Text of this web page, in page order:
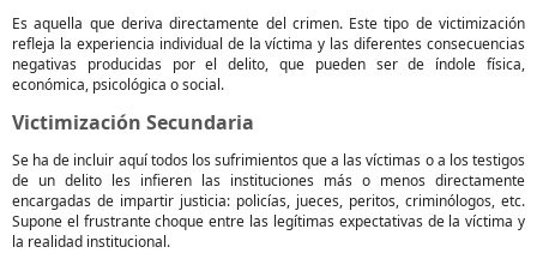
Es aquella que deriva directamente del crimen. Este tipo de victimización
refleja la experiencia individual de la víctima y las diferentes consecuencias
negativas producidas por el delito, que pueden ser de índole física,
económica, psicológica o social.
Victimización Secundaria
Se ha de incluir aquí todos los sufrimientos que a las víctimas o a los testigos
de un delito les infieren las instituciones más o menos directamente
encargadas de impartir justicia: policías, jueces, peritos, criminólogos, etc.
Supone el frustrante choque entre las legítimas expectativas de la víctima y
la realidad institucional.